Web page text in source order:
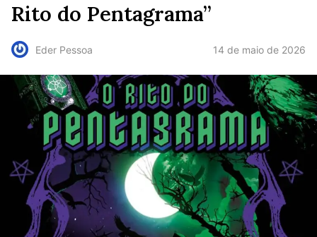
Rito do Pentagrama”
Eder Pessoa 14 de maio de 2026